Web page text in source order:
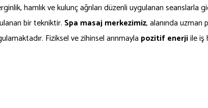
hamlık ve kulunç ağrıları düzenli uygulanan
bir tekniktir. Spa masaj merkezimiz, alanında uzman
Fiziksel ve zihinsel arınmayla pozitif enerjiile iş